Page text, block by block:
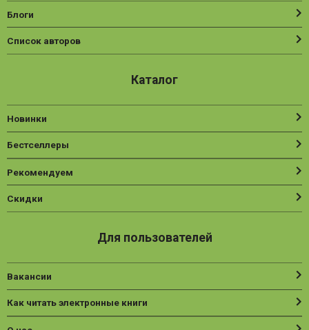
Блоги
Список авторов
Каталог
Новинки
Бестселлеры
Рекомендуем
Скидки
Для пользователей
Вакансии
Как читать электронные книги